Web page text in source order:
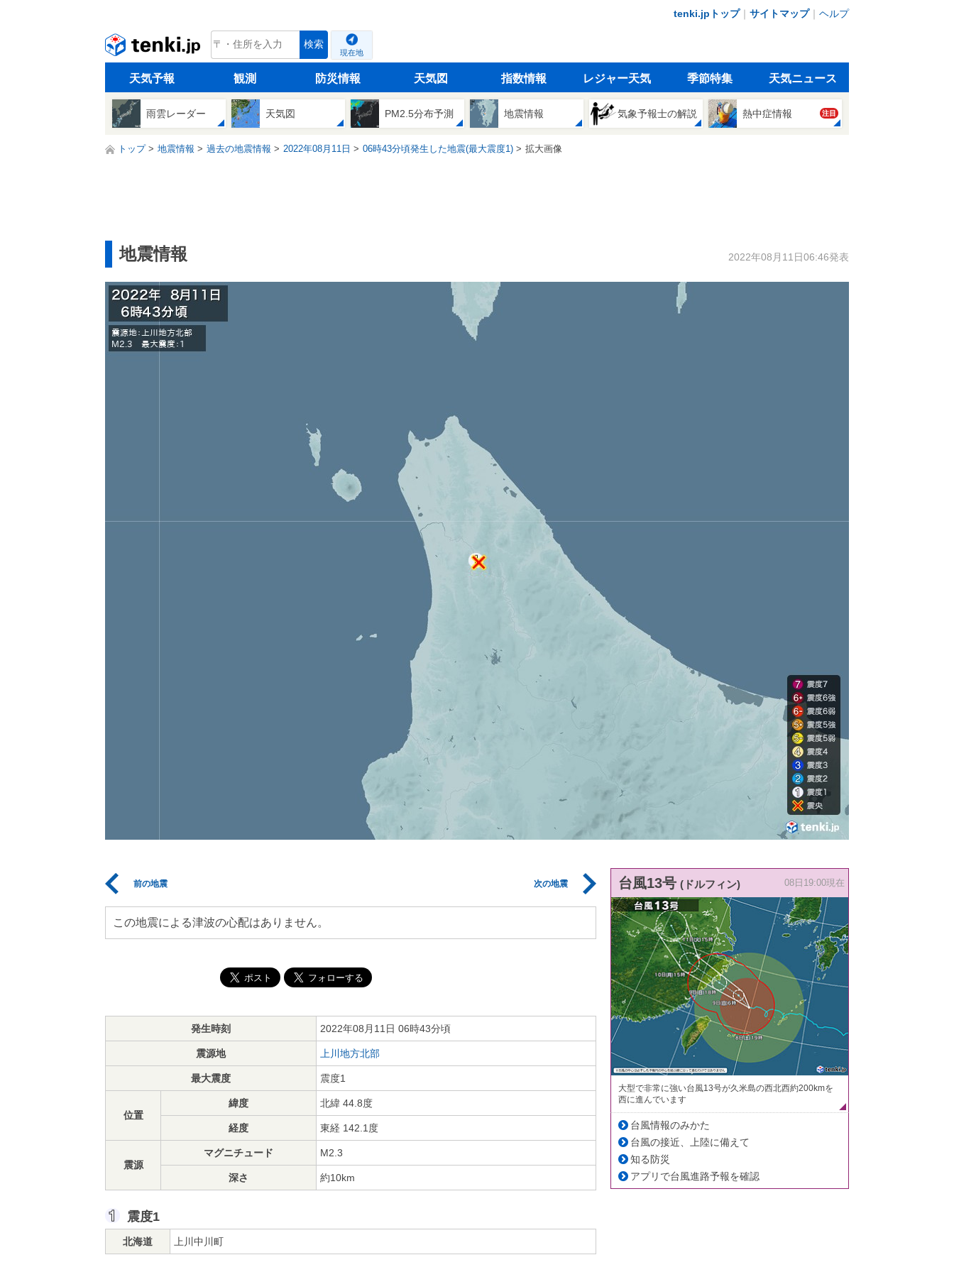
tenki.jpトップ｜ サイトマップ｜ ヘルプ
tenki.jp 検索
現在地
天気予報 観測 防災情報 天気図 指数情報 レジャー天気 季節特集 天気ニュース
雨雲レーダー 天気図 PM2.5分布予測 地震情報 気象予報士の解説 熱中症情報 注目
トップ 地震情報 過去の地震情報 2022年08月11日 06時43分頃発生した地震(最大震度1) 拡大画像
地震情報 2022年08月11日06:46発表
前の地震 次の地震
この地震による津波の心配はありません。
発生時刻 2022年08月11日 06時43分頃
震源地 上川地方北部
最大震度 震度1
位置
緯度 北緯 44.8度
経度 東経 142.1度
震源
マグニチュード M2.3
深さ 約10km
震度1
北海道 上川中川町
台風13号 (ドルフィン) 08日19:00現在
大型で非常に強い台風13号が久米島の西北西約200kmを
西に進んでいます
台風情報のみかた
台風の接近、上陸に備えて
知る防災
アプリで台風進路予報を確認